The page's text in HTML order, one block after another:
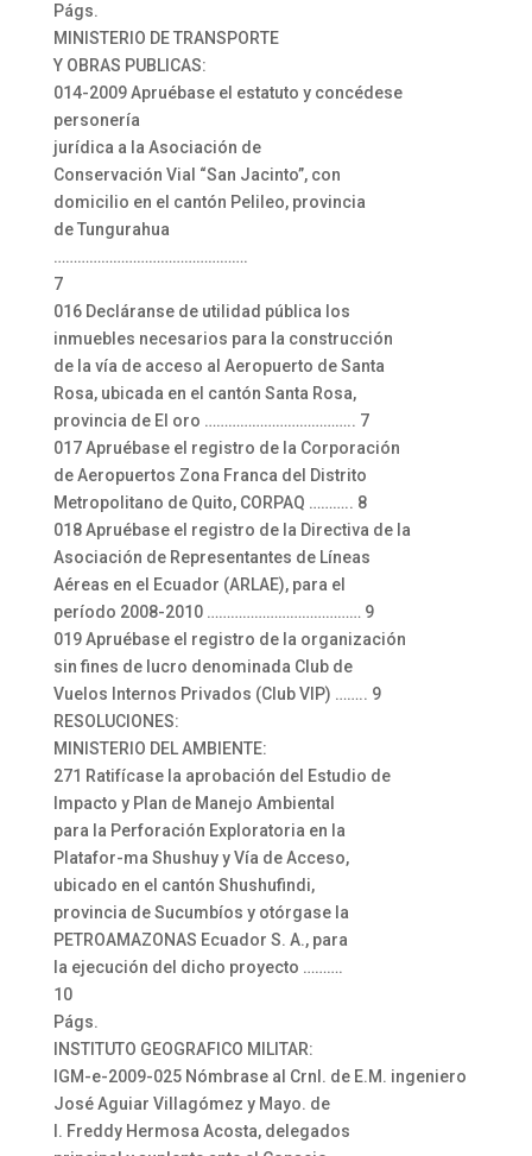
Págs.
MINISTERIO DE TRANSPORTE
Y OBRAS PUBLICAS:
014-2009 Apruébase el estatuto y concédese
personería
jurídica a la Asociación de
Conservación Vial “San Jacinto”, con
domicilio en el cantón Pelileo, provincia
de Tungurahua
………………………………………….
7
016 Decláranse de utilidad pública los
inmuebles necesarios para la construcción
de la vía de acceso al Aeropuerto de Santa
Rosa, ubicada en el cantón Santa Rosa,
provincia de El oro ……………………………….. 7
017 Apruébase el registro de la Corporación
de Aeropuertos Zona Franca del Distrito
Metropolitano de Quito, CORPAQ ……….. 8
018 Apruébase el registro de la Directiva de la
Asociación de Representantes de Líneas
Aéreas en el Ecuador (ARLAE), para el
período 2008-2010 ………………………………… 9
019 Apruébase el registro de la organización
sin fines de lucro denominada Club de
Vuelos Internos Privados (Club VIP) …….. 9
RESOLUCIONES:
MINISTERIO DEL AMBIENTE:
271 Ratifícase la aprobación del Estudio de
Impacto y Plan de Manejo Ambiental
para la Perforación Exploratoria en la
Platafor-ma Shushuy y Vía de Acceso,
ubicado en el cantón Shushufindi,
provincia de Sucumbíos y otórgase la
PETROAMAZONAS Ecuador S. A., para
la ejecución del dicho proyecto ……….
10
Págs.
INSTITUTO GEOGRAFICO MILITAR:
IGM-e-2009-025 Nómbrase al Crnl. de E.M. ingeniero
José Aguiar Villagómez y Mayo. de
I. Freddy Hermosa Acosta, delegados